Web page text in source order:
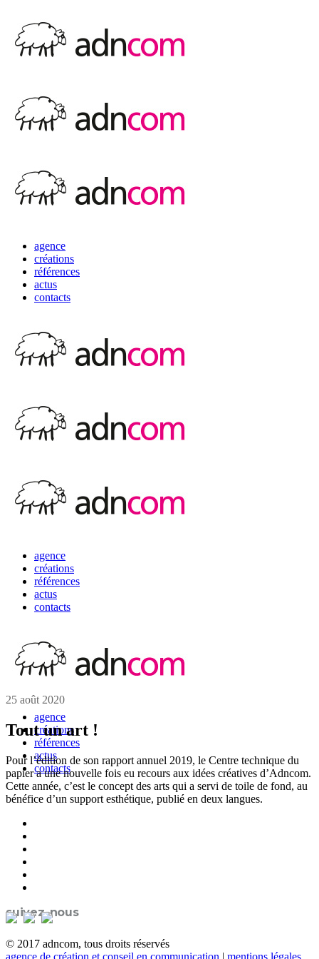
agence
créations
références
actus
contacts
agence
créations
références
actus
contacts
agence
créations
références
actus
contacts
25 août 2020
Tout un art !
Pour l’édition de son rapport annuel 2019, le Centre technique du
papier a une nouvelle fois eu recours aux idées créatives d’Adncom.
Cette année, c’est le concept des arts qui a servi de toile de fond, au
bénéfice d’un support esthétique, publié en deux langues.
suivez-nous
© 2017 adncom, tous droits réservés
agence de création et conseil en communication | mentions légales